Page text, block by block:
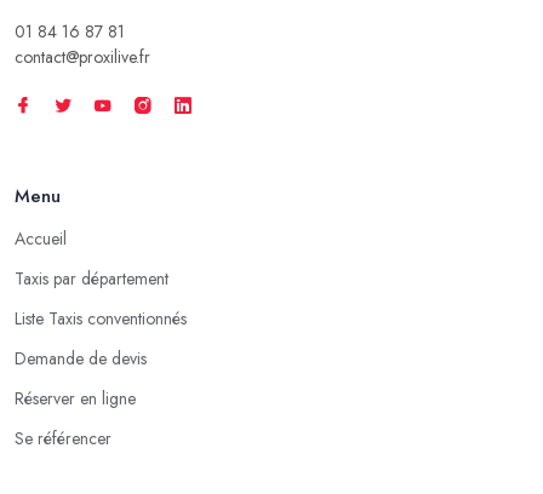
01 84 16 87 81
contact@proxilive.fr
Menu
Accueil
Taxis par département
Liste Taxis conventionnés
Demande de devis
Réserver en ligne
Se référencer